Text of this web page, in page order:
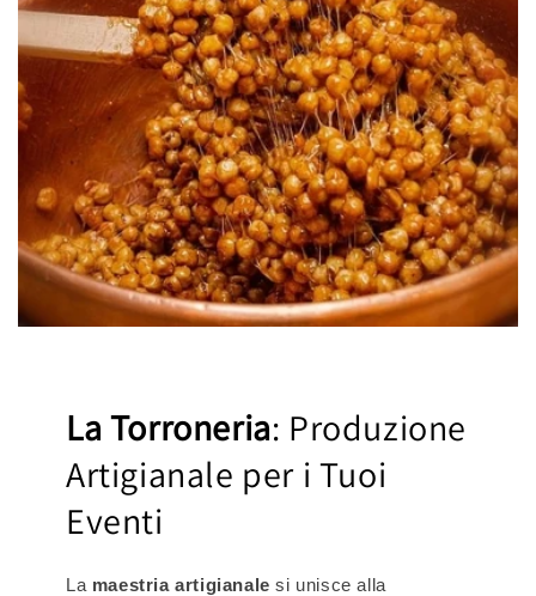
La Torroneria: Produzione
Artigianale per i Tuoi
Eventi
La maestria artigianalesi unisce alla